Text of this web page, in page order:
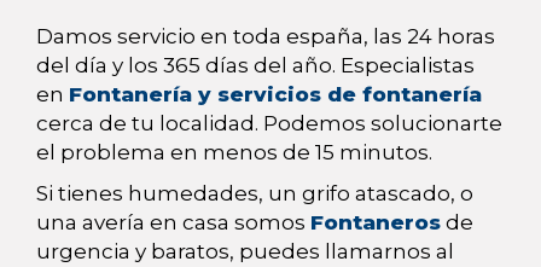
Damos servicio en toda españa, las 24 horas
del día y los 365 días del año. Especialistas
en Fontanería y servicios de fontanería
cerca de tu localidad. Podemos solucionarte
el problema en menos de 15 minutos.
Si tienes humedades, un grifo atascado, o
una avería en casa somos Fontaneros de
urgencia y baratos, puedes llamarnos al